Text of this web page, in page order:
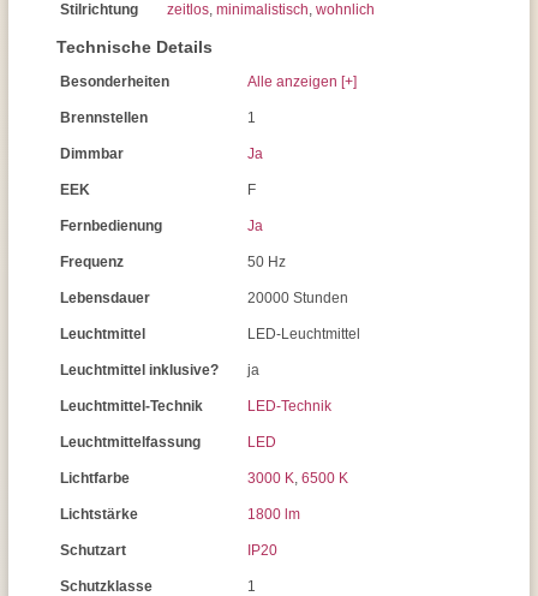
Stilrichtung zeitlos, minimalistisch, wohnlich
Technische Details
Besonderheiten Alle anzeigen [+]
Brennstellen 1
Dimmbar Ja
EEK F
Fernbedienung Ja
Frequenz 50 Hz
Lebensdauer 20000 Stunden
Leuchtmittel LED-Leuchtmittel
Leuchtmittel inklusive? ja
Leuchtmittel-Technik LED-Technik
Leuchtmittelfassung LED
Lichtfarbe 3000 K, 6500 K
Lichtstärke 1800 lm
Schutzart IP20
Schutzklasse 1